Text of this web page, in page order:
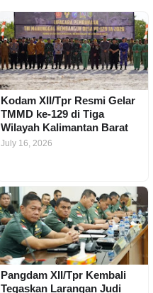
Kodam XII/Tpr Resmi Gelar
TMMD ke-129 di Tiga
Wilayah Kalimantan Barat
July 16, 2026
Pangdam XII/Tpr Kembali
Tegaskan Larangan Judi